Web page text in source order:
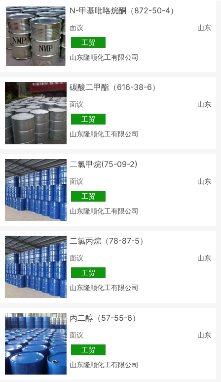
N-甲基吡咯烷酮（872-50-4）
面议
山东
工贸
山东隆顺化工有限公司
碳酸二甲酯（616-38-6）
面议
山东
工贸
山东隆顺化工有限公司
二氯甲烷(75-09-2)
面议
山东
工贸
山东隆顺化工有限公司
二氯丙烷（78-87-5）
面议
山东
工贸
山东隆顺化工有限公司
丙二醇（57-55-6）
面议
山东
工贸
山东隆顺化工有限公司